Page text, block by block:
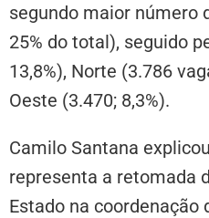
segundo maior número
25% do total), seguido
13,8%), Norte (3.786
Oeste (3.470; 8,3%).
Camilo Santana
representa a retomada
Estado na coordenação